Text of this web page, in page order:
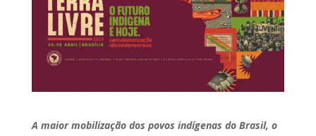
A maior mobilização dos povos indígenas do Brasil, o